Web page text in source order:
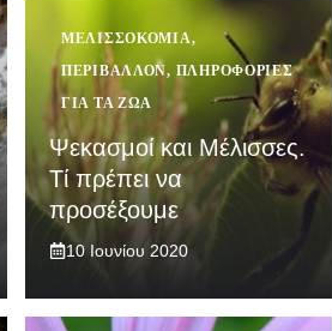
ΜΕΛΙΣΣΟΚΟΜΊΑ,
ΠΕΡΙΒΆΛΛΟΝ, ΠΛΗΡΟΦΟΡΊΕΣ
ΓΙΑ ΤΑ ΖΏΑ
Ψεκασμοί και Μέλισσες.
Τί πρέπει να
προσέξουμε
10 Ιουνίου 2020